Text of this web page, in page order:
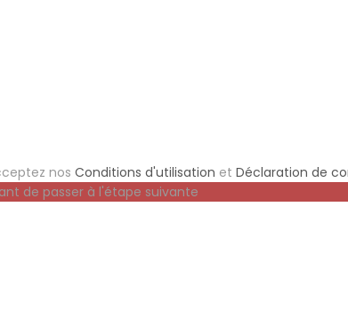
nos Conditions d'utilisation et Déclaration de
de passer à l'étape suivante